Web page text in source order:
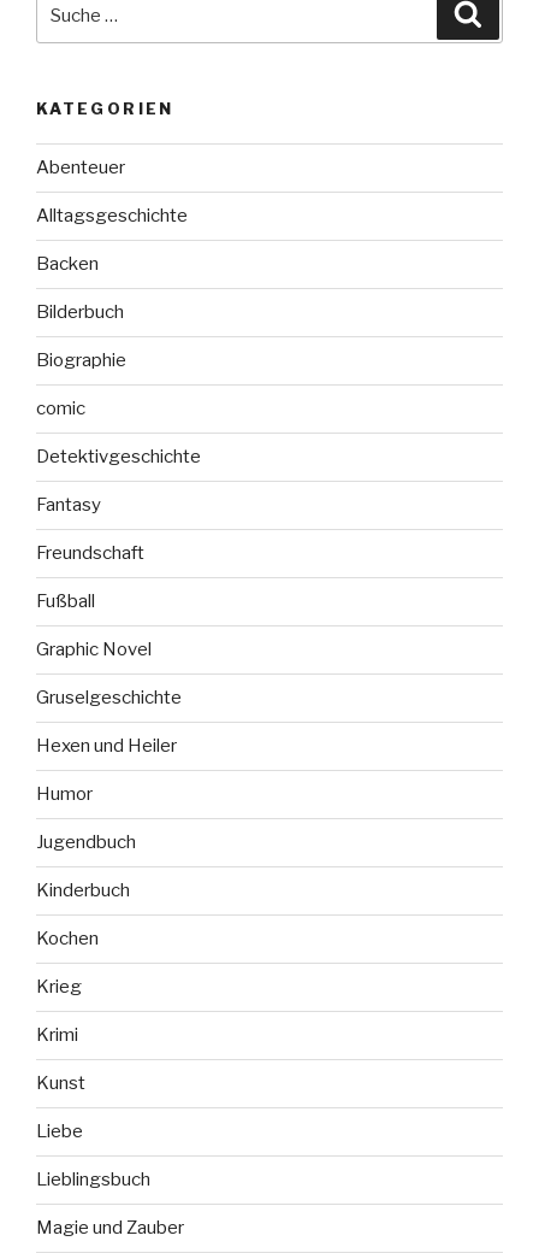
nach:
KATEGORIEN
Abenteuer
Alltagsgeschichte
Backen
Bilderbuch
Biographie
comic
Detektivgeschichte
Fantasy
Freundschaft
Fußball
Graphic Novel
Gruselgeschichte
Hexen und Heiler
Humor
Jugendbuch
Kinderbuch
Kochen
Krieg
Krimi
Kunst
Liebe
Lieblingsbuch
Magie und Zauber